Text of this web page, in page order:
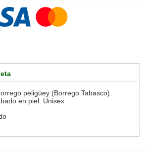
peligüey (Borrego Tabasco).
en piel. Unisex